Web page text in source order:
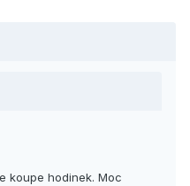
koupe hodinek. Moc